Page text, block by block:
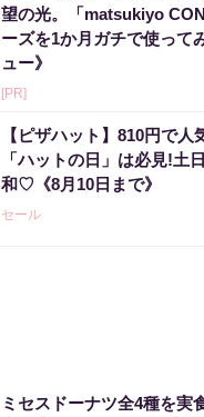
望の光。「matsukiyo
ーズを1か月ガチで使って
ュー》
[PR]
【ピザハット】810円で
「ハットの日」は必見!土
和♡《8月10日まで》
セール
ミセスドーナツ全4種を実